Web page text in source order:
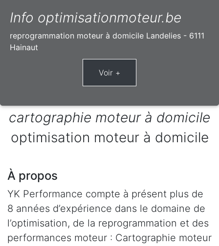
Info optimisationmoteur.be
reprogrammation moteur à domicile Landelies - 6111
Hainaut
cartographie moteur à domicile
optimisation moteur à domicile
À propos
YK Performance compte à présent plus de
8 années d’expérience dans le domaine de
l’optimisation, de la reprogrammation et des
performances moteur : Cartographie moteur